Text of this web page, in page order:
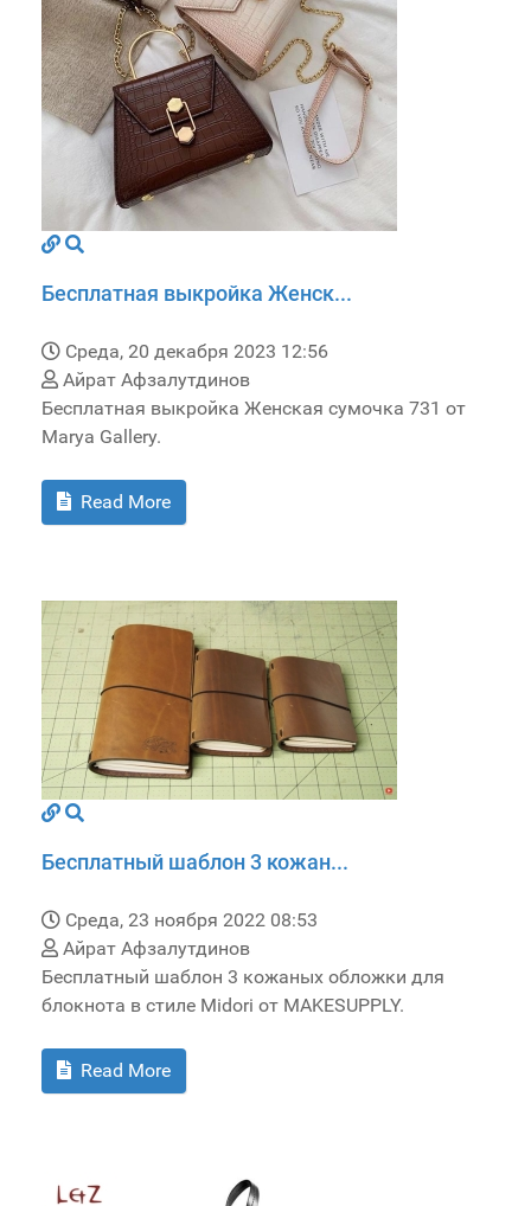
Бесплатная выкройка Женск...
Среда, 20 декабря 2023 12:56
Айрат Афзалутдинов
Бесплатная выкройка Женская сумочка 731 от
Marya Gallery.
Read More
Бесплатный шаблон 3 кожан...
Среда, 23 ноября 2022 08:53
Айрат Афзалутдинов
Бесплатный шаблон 3 кожаных обложки для
блокнота в стиле Midori от MAKESUPPLY.
Read More